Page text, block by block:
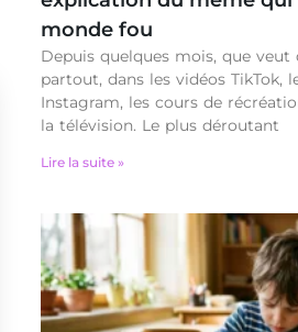
monde fou
Depuis quelques mois, que veut
partout, dans les vidéos TikTok,
Instagram, les cours de
la télévision. Le plus déroutant
Lire la suite »